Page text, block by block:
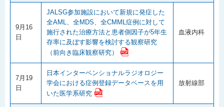
9月16
日
JALSG参加施設において新規に発症した
全AML、全MDS、全CMML症例に対して
施行された治療方法と患者側因子が5年生
存率に及ぼす影響を検討する観察研究
（前向き臨床観察研究）
血液内科
7月19
日
日本インターベンショナルラジオロジー
学会における症例登録データベースを用
いた医学系研究
放射線部